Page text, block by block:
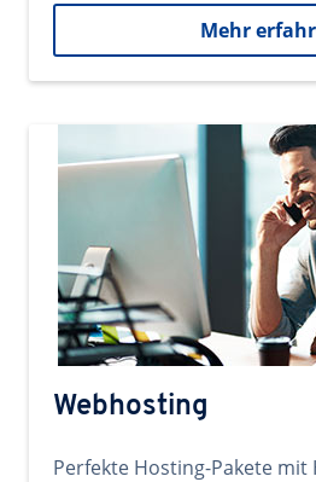
Mehr
Webhosting
Perfekte Hosting-Pakete mit